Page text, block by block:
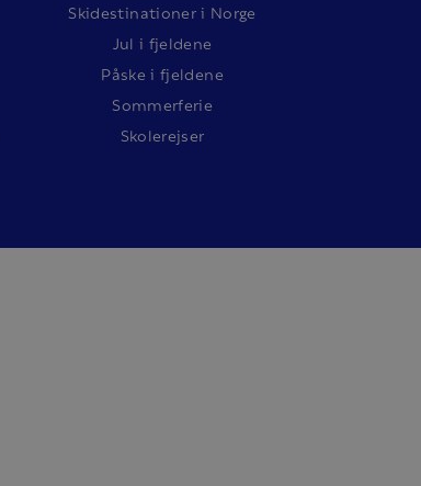
Skidestinationer i Norge
Jul i fjeldene
Påske i fjeldene
Sommerferie
Skolerejser